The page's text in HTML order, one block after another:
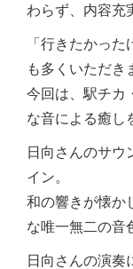
わらず、内容充
「行きたかっ
も多くいただき
今回は、駅チカ
な音による癒し
日向さんのサウ
イン。
和の響きが懐か
な唯一無二の音
日向さんの演奏